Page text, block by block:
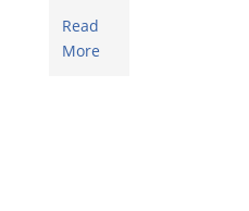
Read
More